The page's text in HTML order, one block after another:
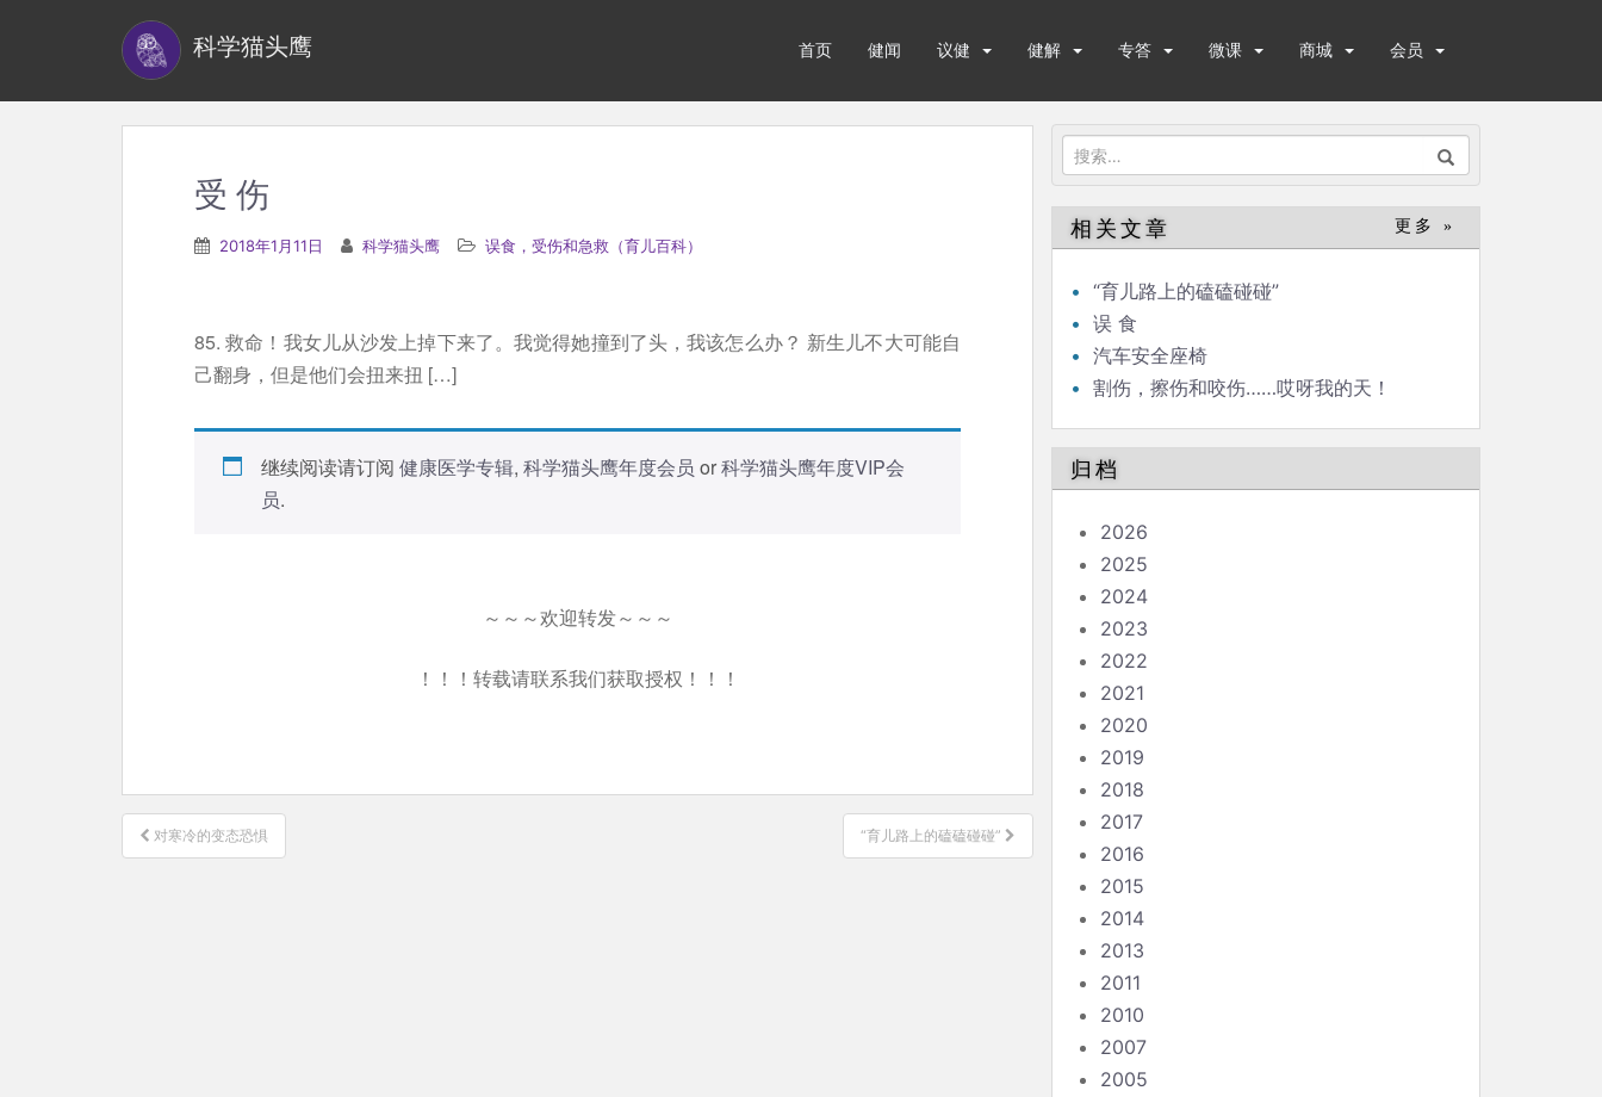
科学猫头鹰 首页 健闻 议健 健解 专答 微课 商城 会员
搜
索：
受 伤
2018年1月11日 科学猫头鹰 误食，受伤和急救（育儿百科）
85. 救命！我女儿从沙发上掉下来了。我觉得她撞到了头，我该怎么办？ 新生儿不大可能自
己翻身，但是他们会扭来扭 […]
继续阅读请订阅 健康医学专辑, 科学猫头鹰年度会员 or科学猫头鹰年度VIP会
员.
～～～欢迎转发～～～
！！！转载请联系我们获取授权！！！
文
章
对寒冷的变态恐惧 “育儿路上的磕磕碰碰”
相关文章 更多 »
“育儿路上的磕磕碰碰”
误 食
汽车安全座椅
割伤，擦伤和咬伤……哎呀我的天！
归档
2026
2025
2024
2023
2022
2021
2020
2019
2018
2017
2016
2015
2014
2013
2011
2010
2007
2005